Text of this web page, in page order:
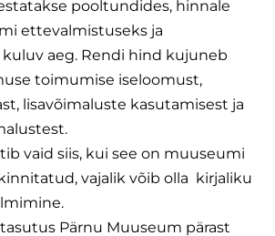
pooltundides, hinnale
ettevalmistuseks ja
aeg. Rendi hind kujuneb
toimumise iseloomust,
lisavõimaluste kasutamisest ja
vaid siis, kui see on muuseumi
vajalik võib olla kirjaliku
Pärnu Muuseum pärast